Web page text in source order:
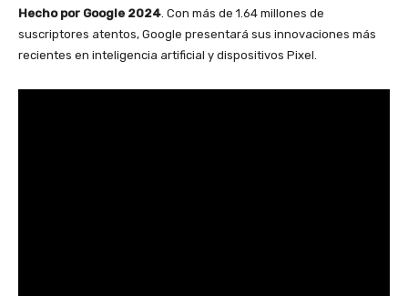
Hecho por Google 2024. Con más de 1.64 millones de
suscriptores atentos, Google presentará sus innovaciones más
recientes en inteligencia artificial y dispositivos Pixel.